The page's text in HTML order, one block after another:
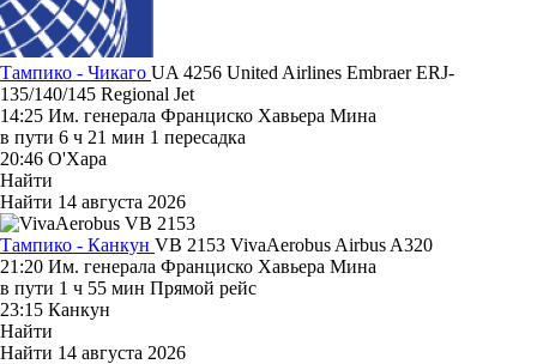
Тампико - Чикаго UA 4256 United Airlines Embraer ERJ-
135/140/145 Regional Jet
14:25 Им. генерала Франциско Хавьера Мина
в пути 6 ч 21 мин 1 пересадка
20:46 О'Хара
Найти
Найти 14 августа 2026
Тампико - Канкун VB 2153 VivaAerobus Airbus A320
21:20 Им. генерала Франциско Хавьера Мина
в пути 1 ч 55 мин Прямой рейс
23:15 Канкун
Найти
Найти 14 августа 2026